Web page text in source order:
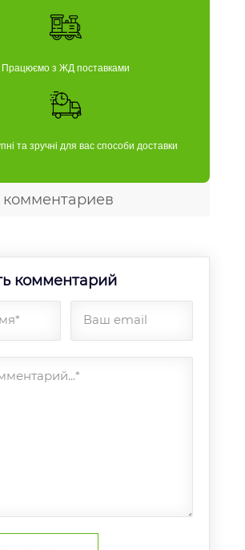
Працюємо з ЖД поставками
та зручні для вас способи доставки
комментариев
комментарий
Ваш email